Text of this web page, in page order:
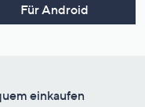
Für Android
einkaufen